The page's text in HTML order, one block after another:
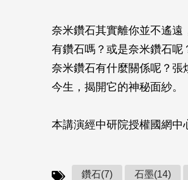
奈米鑽石其實離你並不遙
有鑽石嗎？或是奈米鑽石
奈米鑽石有什麼關係呢？
今生，揭開它的神秘面紗。
本講演經中研院授權國網中
鑽石(7) 石墨(14)